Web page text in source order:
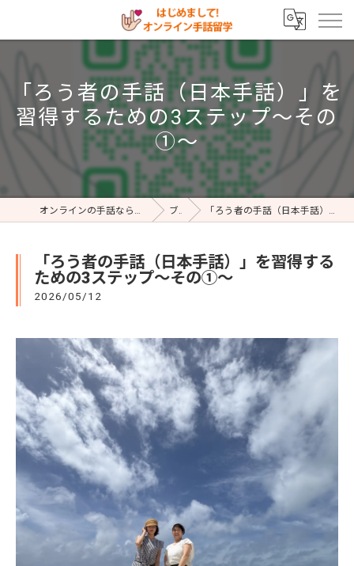
「ろう者の手話（日本手話）」を
習得するための3ステップ～その
①～
オンラインの手話ならはじめまして!オンライン手話留学 ブログ 「ろう者の手話（日本手話）」を習得するための3ステップ～その①～
「ろう者の手話（日本手話）」を習得する
ための3ステップ～その①～
2026/05/12